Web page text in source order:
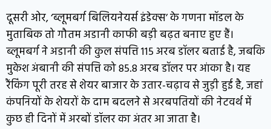
दूसरी ओर, ‘ब्लूमबर्ग बिलियनेयर्स इंडेक्स’ के गणना मॉडल के
मुताबिक तो गौतम अडानी काफी बड़ी बढ़त बनाए हुए हैं।
ब्लूमबर्ग ने अडानी की कुल संपत्ति 115 अरब डॉलर बताई है, जबकि
मुकेश अंबानी की संपत्ति को 85.8 अरब डॉलर पर आंका है। यह
रैंकिंग पूरी तरह से शेयर बाजार के उतार-चढ़ाव से जुड़ी हुई है, जहां
कंपनियों के शेयरों के दाम बदलने से अरबपतियों की नेटवर्थ में
कुछ ही दिनों में अरबों डॉलर का अंतर आ जाता है।